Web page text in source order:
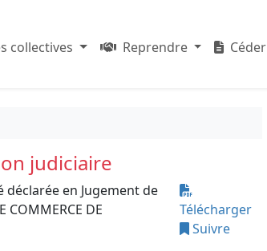
collectives Reprendre Céder
judiciaire
déclarée en Jugement de
DE
Télécharger
Suivre